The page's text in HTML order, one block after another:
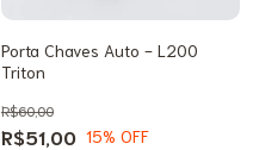
Porta Chaves Auto - L200
Triton
R$51,00
R$60,00
15% OFF